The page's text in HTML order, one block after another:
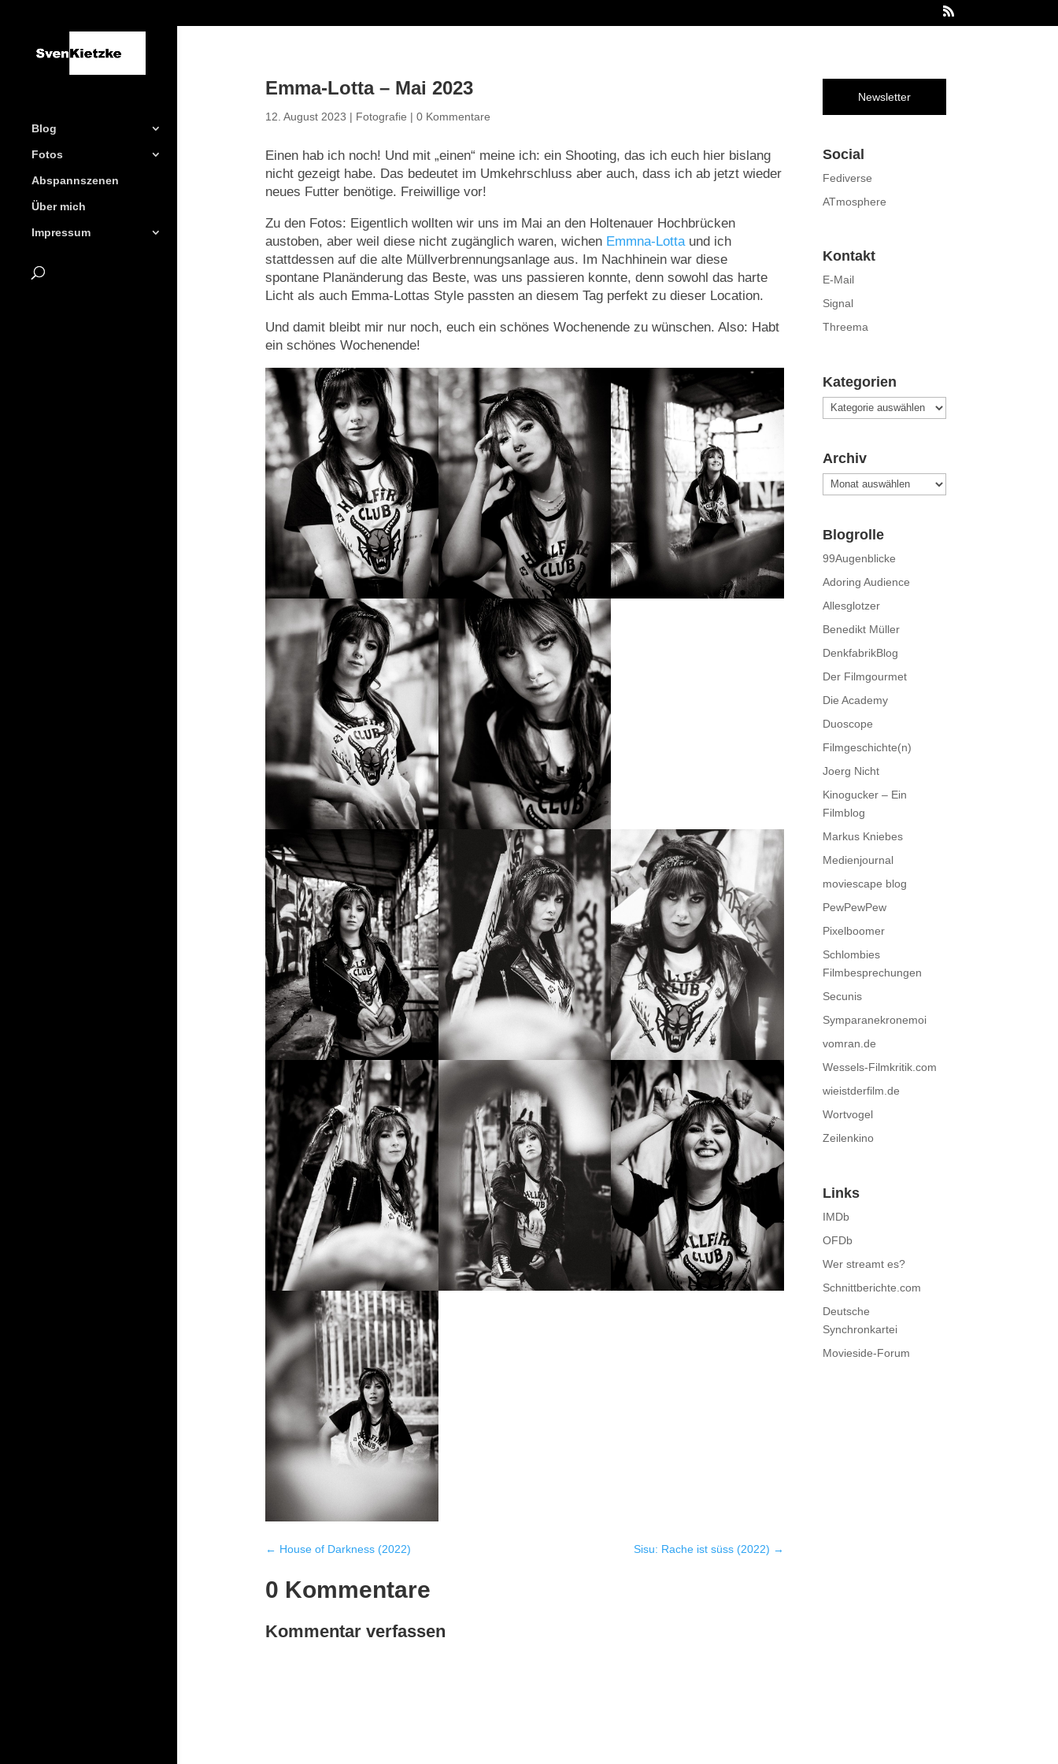
Blog
Fotos
Abspannszenen
Über mich
Impressum
Emma-Lotta – Mai 2023
12. August 2023 | Fotografie | 0 Kommentare
Einen hab ich noch! Und mit „einen“ meine ich: ein Shooting, das ich euch hier bislang
nicht gezeigt habe. Das bedeutet im Umkehrschluss aber auch, dass ich ab jetzt wieder
neues Futter benötige. Freiwillige vor!
Zu den Fotos: Eigentlich wollten wir uns im Mai an den Holtenauer Hochbrücken
austoben, aber weil diese nicht zugänglich waren, wichen Emmna-Lottaund ich
stattdessen auf die alte Müllverbrennungsanlage aus. Im Nachhinein war diese
spontane Planänderung das Beste, was uns passieren konnte, denn sowohl das harte
Licht als auch Emma-Lottas Style passten an diesem Tag perfekt zu dieser Location.
Und damit bleibt mir nur noch, euch ein schönes Wochenende zu wünschen. Also: Habt
ein schönes Wochenende!
← House of Darkness (2022) Sisu: Rache ist süss (2022) →
0 Kommentare
Kommentar verfassen
Newsletter
Social
Fediverse
ATmosphere
Kontakt
E-Mail
Signal
Threema
Kategorien
Kategorien
Archiv
Archiv
Blogrolle
99Augenblicke
Adoring Audience
Allesglotzer
Benedikt Müller
DenkfabrikBlog
Der Filmgourmet
Die Academy
Duoscope
Filmgeschichte(n)
Joerg Nicht
Kinogucker – Ein
Filmblog
Markus Kniebes
Medienjournal
moviescape blog
PewPewPew
Pixelboomer
Schlombies
Filmbesprechungen
Secunis
Symparanekronemoi
vomran.de
Wessels-Filmkritik.com
wieistderfilm.de
Wortvogel
Zeilenkino
Links
IMDb
OFDb
Wer streamt es?
Schnittberichte.com
Deutsche
Synchronkartei
Movieside-Forum